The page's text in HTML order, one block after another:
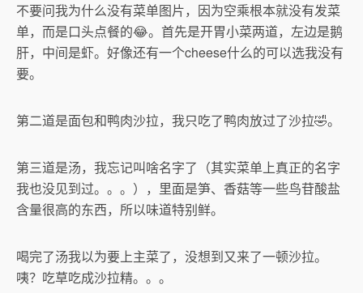
不要问我为什么没有菜单图片，因为空乘根本就没有发菜
单，而是口头点餐的😂。首先是开胃小菜两道，左边是鹅
肝，中间是虾。好像还有一个cheese什么的可以选我没有
要。
第二道是面包和鸭肉沙拉，我只吃了鸭肉放过了沙拉🤣。
第三道是汤，我忘记叫啥名字了（其实菜单上真正的名字
我也没见到过。。。），里面是笋、香菇等一些鸟苷酸盐
含量很高的东西，所以味道特别鲜。
喝完了汤我以为要上主菜了，没想到又来了一顿沙拉。
咦？吃草吃成沙拉精。。。